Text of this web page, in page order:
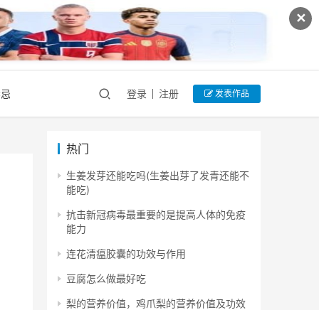
✕
登录 注册 发表作品
热门
生姜发芽还能吃吗(生姜出芽了发青还能不
能吃)
抗击新冠病毒最重要的是提高人体的免疫
能力
连花清瘟胶囊的功效与作用
豆腐怎么做最好吃
梨的营养价值，鸡爪梨的营养价值及功效